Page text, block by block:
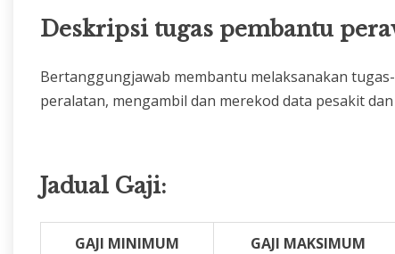
Deskripsi tugas pembantu
Bertanggungjawab membantu melaksanakan
peralatan, mengambil dan merekod data pesakit
Jadual Gaji:
GAJI MINIMUM GAJI MAKSIMUM